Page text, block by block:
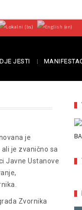
JESTI
je
je zvanično sa
Javne Ustanove
Zvornika